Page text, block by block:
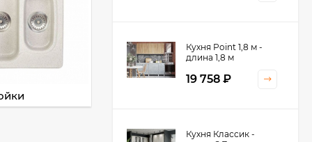
Кухня Point 1,8 м -
длина 1,8 м
19 758 ₽
Кухня Классик -
Кухня Принцесса -
длина 2,4 м
38 767₽
Кухня Оптима - длина